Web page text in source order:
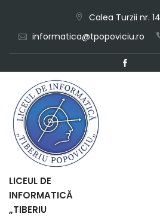
content
Calea Turzii nr.
informatica@tpopoviciu.ro
LICEUL DE
INFORMATICĂ
„TIBERIU